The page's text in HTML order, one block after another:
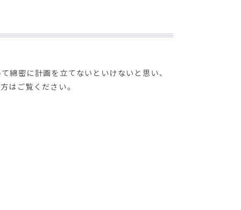
綿密に計画を立てないといけないと思い、
はご覧ください。